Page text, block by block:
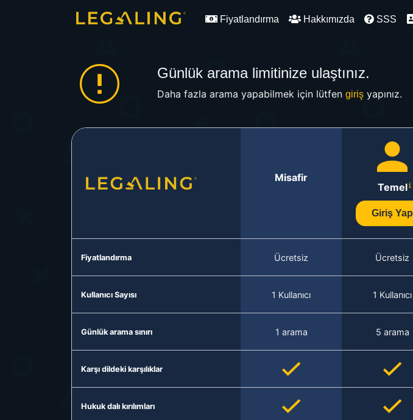
Fiyatlandırma Hakkımızda SSS
Günlük arama limitinize ulaştınız.
Daha fazla arama yapabilmek için lütfen girişyapınız.
Misafir
Temel
Giriş Yap
Fiyatlandırma Ücretsiz Ücretsiz
Kullanıcı Sayısı 1 Kullanıcı 1 Kullanıcı
Günlük arama sınırı 1 arama 5 arama
Karşı dildeki karşılıklar
Hukuk dalı kırılımları